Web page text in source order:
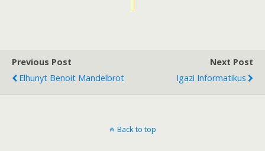
Previous Post
Elhunyt Benoit Mandelbrot
Next Post
Igazi Informatikus
Back to top